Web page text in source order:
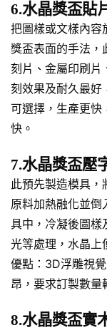
6.水晶獎盃貼
把圖樣或文樣內容
獎盃表面的手法，
刻片、金屬印刷片
刻效果及耐久最好
可選擇，生產更快
快。
7.水晶獎盃壓
此預先製造模具
原料加熱融化並倒
具中，冷凝後圖樣
光等處理，水晶上
優點：3D浮雕視
昂，要求訂製數量
8.水晶獎盃實